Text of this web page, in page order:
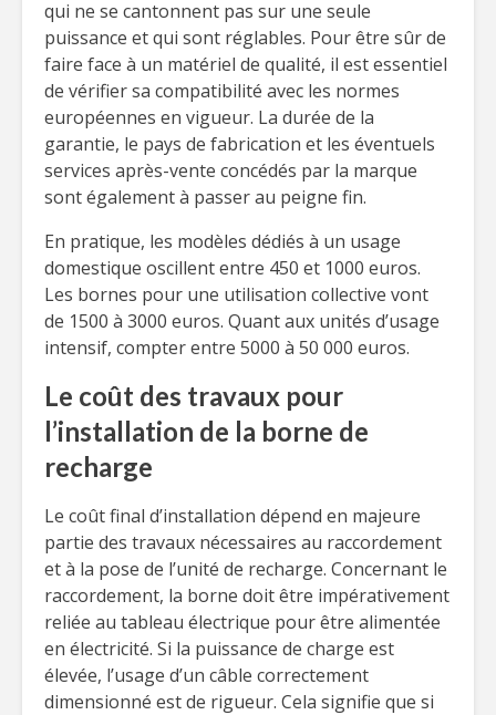
qui ne se cantonnent pas sur une seule
puissance et qui sont réglables. Pour être sûr de
faire face à un matériel de qualité, il est essentiel
de vérifier sa compatibilité avec les normes
européennes en vigueur. La durée de la
garantie, le pays de fabrication et les éventuels
services après-vente concédés par la marque
sont également à passer au peigne fin.
En pratique, les modèles dédiés à un usage
domestique oscillent entre 450 et 1000 euros.
Les bornes pour une utilisation collective vont
de 1500 à 3000 euros. Quant aux unités d’usage
intensif, compter entre 5000 à 50 000 euros.
Le coût des travaux pour
l’installation de la borne de
recharge
Le coût final d’installation dépend en majeure
partie des travaux nécessaires au raccordement
et à la pose de l’unité de recharge. Concernant le
raccordement, la borne doit être impérativement
reliée au tableau électrique pour être alimentée
en électricité. Si la puissance de charge est
élevée, l’usage d’un câble correctement
dimensionné est de rigueur. Cela signifie que si